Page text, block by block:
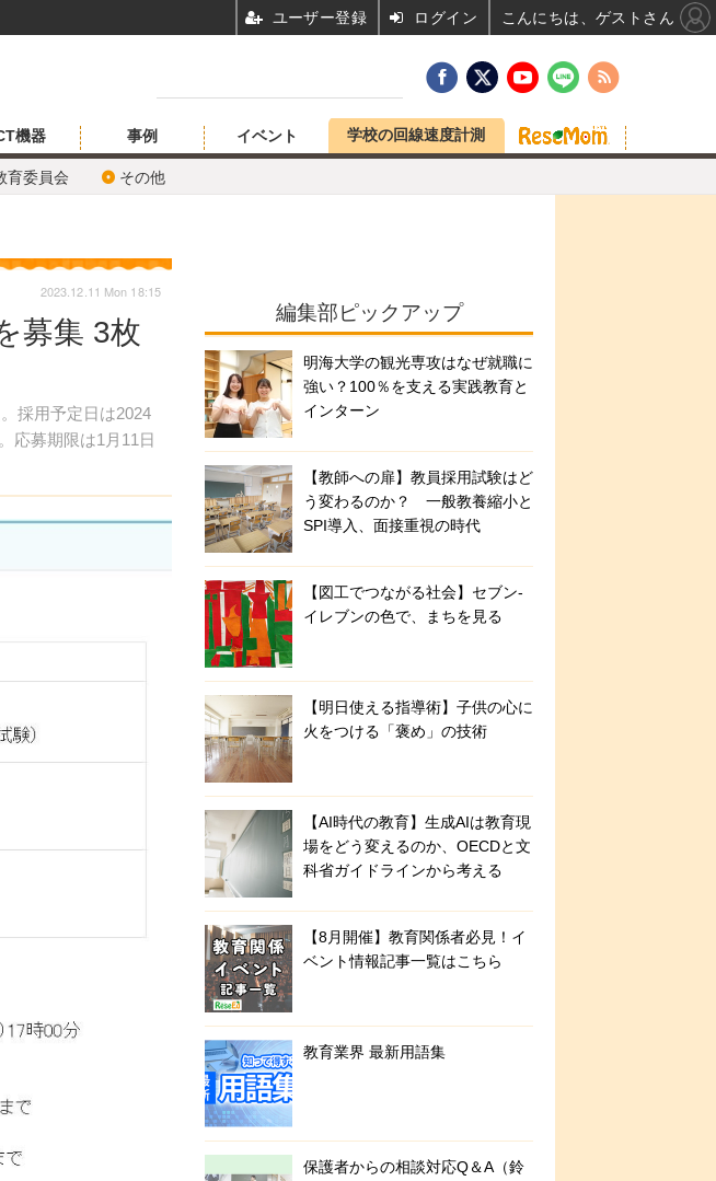
育委員会 その他
機器 事例 イベント 学校の回線速度計測
募集 3枚
採用予定日は2024
応募期限は1月11日
2023.12.11 Mon 18:15
編集部ピックアップ
明海大学の観光専攻はなぜ就職に
強い？100％を支える実践教育と
インターン
【教師への扉】教員採用試験はど
う変わるのか？ 一般教養縮小と
SPI導入、面接重視の時代
【図工でつながる社会】セブン‐
イレブンの色で、まちを見る
【明日使える指導術】子供の心に
火をつける「褒め」の技術
【AI時代の教育】生成AIは教育現
場をどう変えるのか、OECDと文
科省ガイドラインから考える
【8月開催】教育関係者必見！イ
ベント情報記事一覧はこちら
教育業界 最新用語集
保護者からの相談対応Q＆A（鈴
ユーザー登録 ログイン こんにちは、ゲストさん